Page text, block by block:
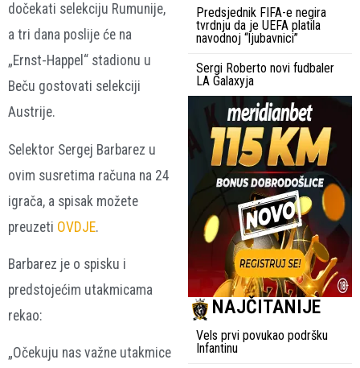
dočekati selekciju Rumunije,
a tri dana poslije će na
„Ernst-Happel“ stadionu u
Beču gostovati selekciji
Austrije.
Selektor Sergej Barbarez u
ovim susretima računa na 24
igrača, a spisak možete
preuzeti OVDJE.
Barbarez je o spisku i
predstojećim utakmicama
rekao:
„Očekuju nas važne utakmice
Predsjednik FIFA-e negira
tvrdnju da je UEFA platila
navodnoj “ljubavnici”
Sergi Roberto novi fudbaler
LA Galaxyja
NAJČITANIJE
Vels prvi povukao podršku
Infantinu